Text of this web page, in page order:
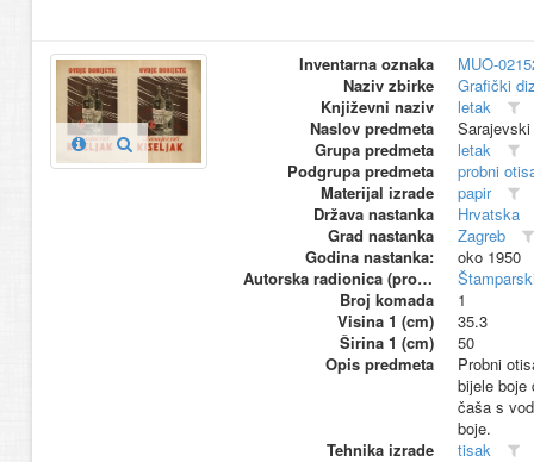
Inventarna oznaka
MUO-
Naziv zbirke
Grafički
Književni naziv
letak
Naslov predmeta
Grupa predmeta
letak
Podgrupa predmeta
probni
Materijal izrade
papir
Država nastanka
Hrvatska
Grad nastanka
Zagreb
Godina nastanka:
oko 1950
Autorska radionica (proizvođač)
Broj komada
1
Visina 1 (cm)
35.3
Širina 1 (cm)
50
Opis predmeta
Probni
bijele boje
čaša s
boje.
Tehnika izrade
tisak